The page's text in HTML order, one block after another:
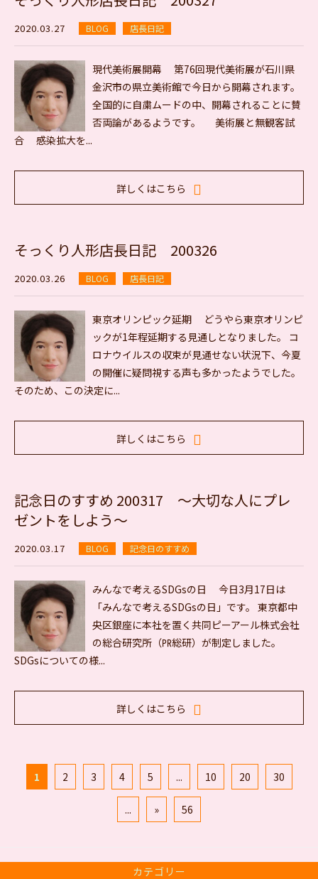
2020.03.27 BLOG 店長日記
現代美術展開幕 第76回現代美術展が石川県
金沢市の県立美術館で今日から開幕されます。
全国的に自粛ムードの中、開幕されることに賛
否両論があるようです。 美術展と無観客試
合 感染拡大を...
詳しくはこちら
そっくり人形店長日記 200326
2020.03.26 BLOG 店長日記
東京オリンピック延期 どうやら東京オリンピ
ックが1年程延期する見通しとなりました。 コ
ロナウイルスの収束が見通せない状況下、今夏
の開催に疑問視する声も多かったようでした。
そのため、この決定に...
詳しくはこちら
記念日のすすめ 200317 ～大切な人にプレ
ゼントをしよう～
2020.03.17 BLOG 記念日のすすめ
みんなで考えるSDGsの日 今日3月17日は
「みんなで考えるSDGsの日」です。 東京都中
央区銀座に本社を置く共同ピーアール株式会社
の総合研究所（㏚総研）が制定しました。
SDGsについての様...
詳しくはこちら
1 2 3 4 5 ... 10 20 30
... » 56
カテゴリー